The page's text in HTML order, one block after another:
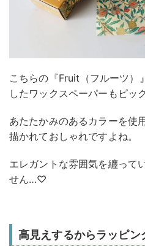
こちらの『Fruit（フルーツ）
したワックスペーパーもピッ
あたたかみのあるカラーを使
描かれておしゃれですよね。
エレガントな雰囲気を纏って
せん…♡
高見えするからラッピ